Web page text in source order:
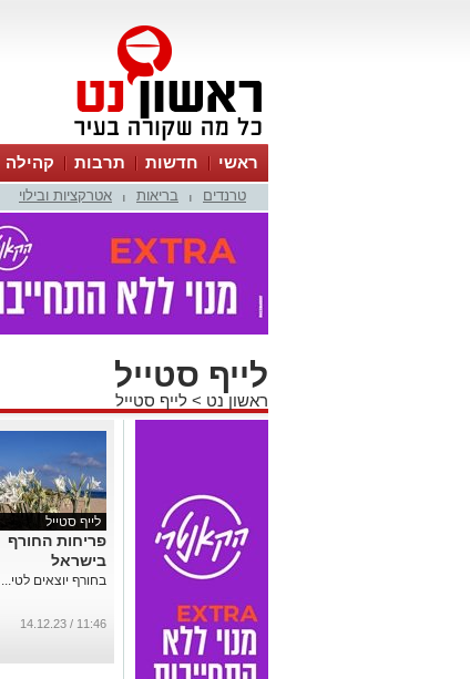
ראשי חדשות תרבות קהילה
טרנדים בריאות אטרקציות ובילוי
לייף סטייל
ראשון נט > לייף סטייל
לייף סטייל
פריחות החורף
בישראל
בחורף יוצאים לטי...
11:46 / 14.12.23